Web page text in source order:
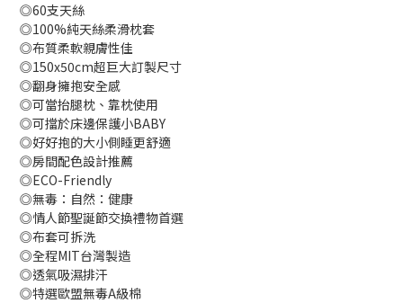
◎60支天絲
◎100%純天絲柔滑枕套
◎布質柔軟親膚性佳
◎150x50cm超巨大訂製尺寸
◎翻身擁抱安全感
◎可當抬腿枕、靠枕使用
◎可擋於床邊保護小BABY
◎好好抱的大小側睡更舒適
◎房間配色設計推薦
◎ECO-Friendly
◎無毒：自然：健康
◎情人節聖誕節交換禮物首選
◎布套可拆洗
◎全程MIT台灣製造
◎透氣吸濕排汗
◎特選歐盟無毒A級棉